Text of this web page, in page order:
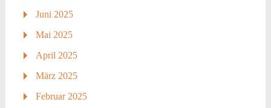
Juni 2025
Mai 2025
April 2025
März 2025
Februar 2025